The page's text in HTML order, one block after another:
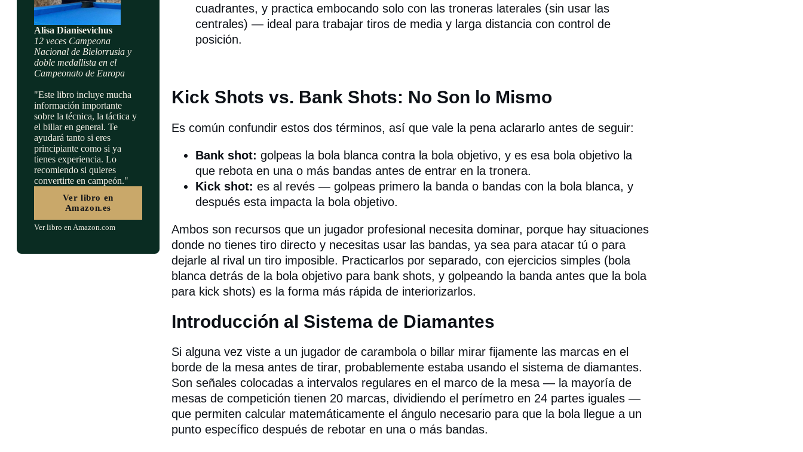
Alisa Dianisevichus
12 veces Campeona
Nacional de Bielorrusia y
doble medallista en el
Campeonato de Europa
"Este libro incluye mucha
información importante
sobre la técnica, la táctica y
el billar en general. Te
ayudará tanto si eres
principiante como si ya
tienes experiencia. Lo
recomiendo si quieres
convertirte en campeón."
Ver libro en
Amazon.es
Ver libro en Amazon.com
cuadrantes, y practica embocando solo con las troneras laterales (sin usar las
centrales) — ideal para trabajar tiros de media y larga distancia con control de
posición.
Kick Shots vs. Bank Shots: No Son lo Mismo
Es común confundir estos dos términos, así que vale la pena aclararlo antes de seguir:
Bank shot: golpeas la bola blanca contra la bola objetivo, y es esa bola objetivo la
que rebota en una o más bandas antes de entrar en la tronera.
Kick shot: es al revés — golpeas primero la banda o bandas con la bola blanca, y
después esta impacta la bola objetivo.
Ambos son recursos que un jugador profesional necesita dominar, porque hay situaciones
donde no tienes tiro directo y necesitas usar las bandas, ya sea para atacar tú o para
dejarle al rival un tiro imposible. Practicarlos por separado, con ejercicios simples (bola
blanca detrás de la bola objetivo para bank shots, y golpeando la banda antes que la bola
para kick shots) es la forma más rápida de interiorizarlos.
Introducción al Sistema de Diamantes
Si alguna vez viste a un jugador de carambola o billar mirar fijamente las marcas en el
borde de la mesa antes de tirar, probablemente estaba usando el sistema de diamantes.
Son señales colocadas a intervalos regulares en el marco de la mesa — la mayoría de
mesas de competición tienen 20 marcas, dividiendo el perímetro en 24 partes iguales —
que permiten calcular matemáticamente el ángulo necesario para que la bola llegue a un
punto específico después de rebotar en una o más bandas.